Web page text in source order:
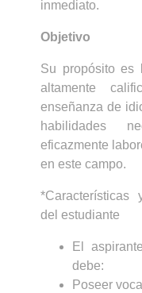
inmediato.
Objetivo
Su propósito es
altamente
enseñanza de
habilidades
eficazmente
en este campo.
*Características
del estudiante
El
debe:
Poseer